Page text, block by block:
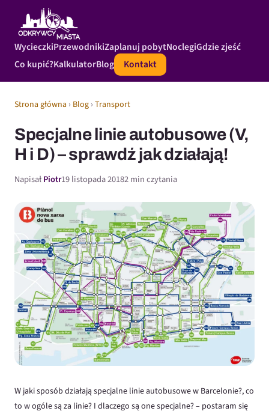
WycieczkiPrzewodnikiZaplanuj pobytNoclegiGdzie zjeść
Co kupić?KalkulatorBlog Kontakt
Strona główna › Blog ›Transport
Specjalne linie autobusowe (V,
H i D) – sprawdź jak działają!
NapisałPiotr19 listopada 20182 min czytania
W jaki sposób działają specjalne linie autobusowe w Barcelonie?, co
to w ogóle są za linie? I dlaczego są one specjalne? – postaram się